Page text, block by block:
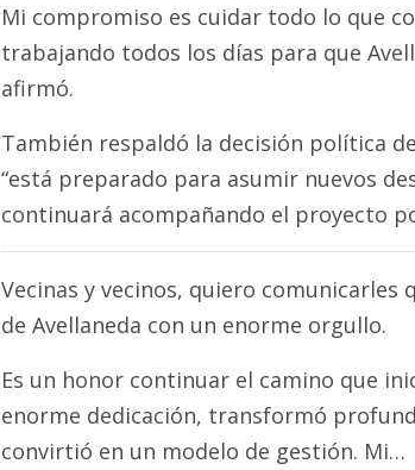
Mi compromiso es cuidar todo lo que
trabajando todos los días para que
afirmó.
También respaldó la decisión política
“está preparado para asumir nuevos
continuará acompañando el proyecto
Vecinas y vecinos, quiero comunicarles
de Avellaneda con un enorme orgullo.
Es un honor continuar el camino que
enorme dedicación, transformó
convirtió en un modelo de gestión. Mi…